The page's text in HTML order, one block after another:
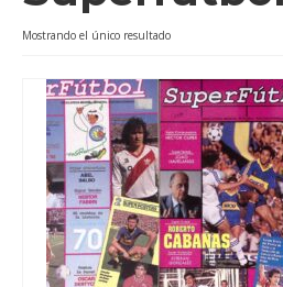
Videos
Tienda
Mostrando el único resultado